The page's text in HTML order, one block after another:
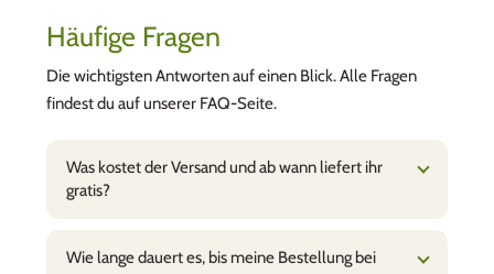
Häufige Fragen
Die wichtigsten Antworten auf einen Blick. Alle Fragen
findest du auf unserer FAQ-Seite.
Was kostet der Versand und ab wann liefert ihr
gratis?
Wie lange dauert es, bis meine Bestellung bei